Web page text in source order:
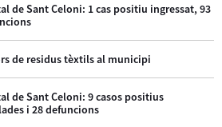
de Sant Celoni: 1 cas positiu ingressat, 93
de residus tèxtils al municipi
de Sant Celoni: 9 casos positius
i 28 defuncions